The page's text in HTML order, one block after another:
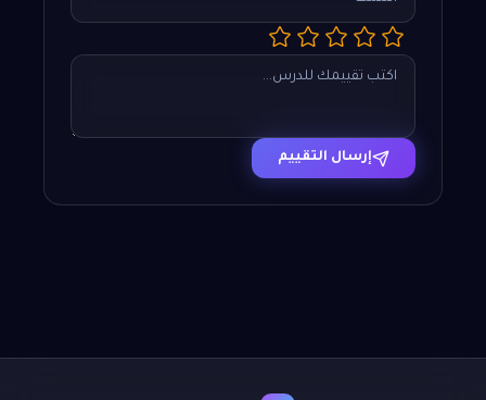
إرسال التقييم